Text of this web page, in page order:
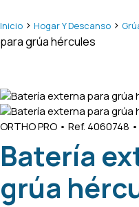
Inicio > Hogar Y Descanso >
para grúa hércules
ORTHO PRO • Ref. 4060748 •
Batería
grúa